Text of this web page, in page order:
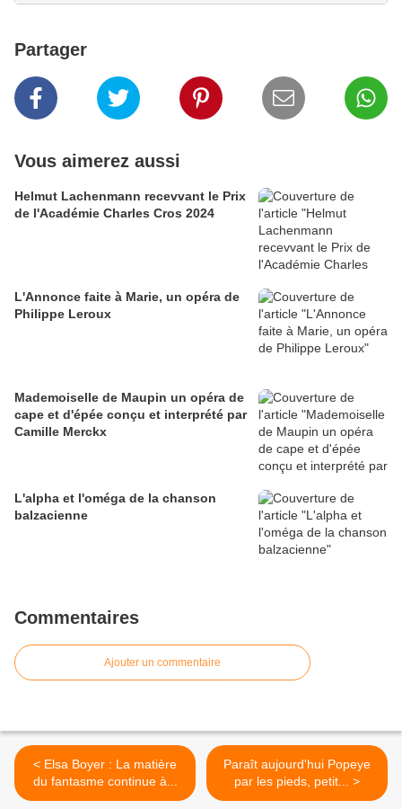
Partager
Vous aimerez aussi
Helmut Lachenmann recevvant le Prix
de l'Académie Charles Cros 2024
L'Annonce faite à Marie, un opéra de
Philippe Leroux
Mademoiselle de Maupin un opéra de
cape et d'épée conçu et interprété par
Camille Merckx
L'alpha et l'oméga de la chanson
balzacienne
Commentaires
Ajouter un commentaire
< Elsa Boyer : La matière
du fantasme continue à...
Paraît aujourd'hui Popeye
par les pieds, petit... >